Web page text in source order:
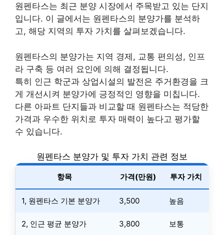
원펜타스는 최근 분양 시장에서 주목받고 있는 단지
입니다. 이 글에서는 원펜타스의 분양가를 분석하
고, 해당 지역의 투자 가치를 살펴보겠습니다.
원펜타스의 분양가는 지역 경제, 교통 편의성, 인프
라 구축 등 여러 요인에 의해 결정됩니다.
특히 인근 학군과 상업시설의 발전은 주거환경을 크
게 개선시켜 분양가에 긍정적인 영향을 미칩니다.
다른 아파트 단지들과 비교할 때 원펜타스는 적당한
가격과 우수한 위치로 투자 매력이 높다고 평가할
수 있습니다.
원펜타스 분양가 및 투자 가치 관련 정보
항목 가격(만원) 투자 가치
1, 원펜타스 기본 분양가 3,500 높음
2, 인근 평균 분양가 3,800 보통